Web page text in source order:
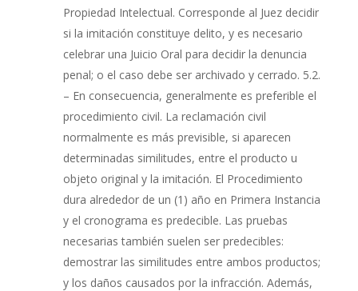
Propiedad Intelectual. Corresponde al Juez decidir
si la imitación constituye delito, y es necesario
celebrar una Juicio Oral para decidir la denuncia
penal; o el caso debe ser archivado y cerrado. 5.2.
– En consecuencia, generalmente es preferible el
procedimiento civil. La reclamación civil
normalmente es más previsible, si aparecen
determinadas similitudes, entre el producto u
objeto original y la imitación. El Procedimiento
dura alrededor de un (1) año en Primera Instancia
y el cronograma es predecible. Las pruebas
necesarias también suelen ser predecibles:
demostrar las similitudes entre ambos productos;
y los daños causados por la infracción. Además,